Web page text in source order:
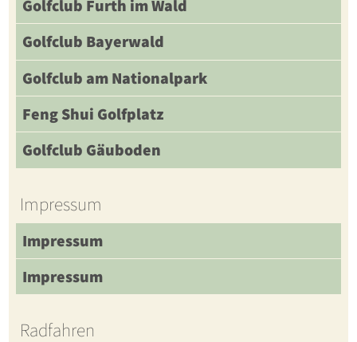
Golfclub Furth im Wald
Golfclub Bayerwald
Golfclub am Nationalpark
Feng Shui Golfplatz
Golfclub Gäuboden
Impressum
Impressum
Impressum
Radfahren